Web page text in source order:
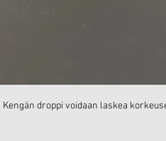
Kengän droppi voidaan laskea